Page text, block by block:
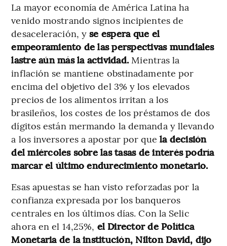
La mayor economía de América Latina ha
venido mostrando signos incipientes de
desaceleración, yse espera que el
empeoramiento de las perspectivas mundiales
lastre aún más la actividad.Mientras la
inflación se mantiene obstinadamente por
encima del objetivo del 3% y los elevados
precios de los alimentos irritan a los
brasileños, los costes de los préstamos de dos
dígitos están mermando la demanda y llevando
a los inversores a apostar por que la decisión
del miércoles sobre las tasas de interés podría
marcar el último endurecimiento monetario.
Esas apuestas se han visto reforzadas por la
confianza expresada por los banqueros
centrales en los últimos días. Con la Selic
ahora en el 14,25%, el Director de Política
Monetaria de la institución, Nilton David, dijo